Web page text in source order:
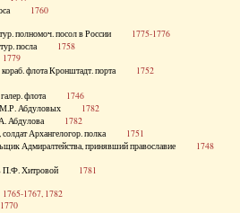
1760
тур. полномоч. посол в России 1775-1776
тур. посла 1758
1779
кораб. флота Кронштадт. порта 1752
галер. флота 1746
М.Р. Абдуловых 1782
Абдулова 1782
солдат Архангелогор. полка 1751
Адмиралтейства, принявший православие 1748
П.Ф. Хитровой 1781
1765-1767, 1782
1770